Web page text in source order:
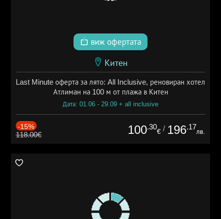
виж офертата
Китен
Last Minute оферта за лято: All Inclusive, реновиран хотел
Атлиман на 100 м от плажа в Китен
Дата: 01.06 - 29.09 + all inclusive
-15%
118.00€ 100.30
€ / 196.17
лв.